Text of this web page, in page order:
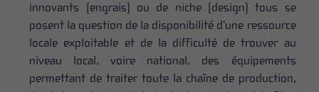
innovants (engrais) ou de niche (design) tous se
posent la question de la disponibilité d’une ressource
locale exploitable et de la difficulté de trouver au
niveau local, voire national, des équipements
permettant de traiter toute la chaîne de production,